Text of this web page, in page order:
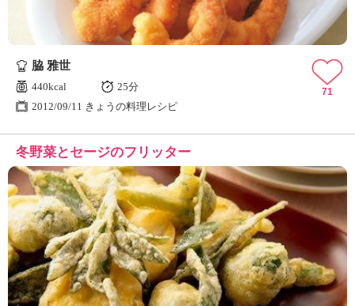
脇 雅世
440kcal
25分
2012/09/11 きょうの料理レシピ
71
冬野菜とセージのフリッター